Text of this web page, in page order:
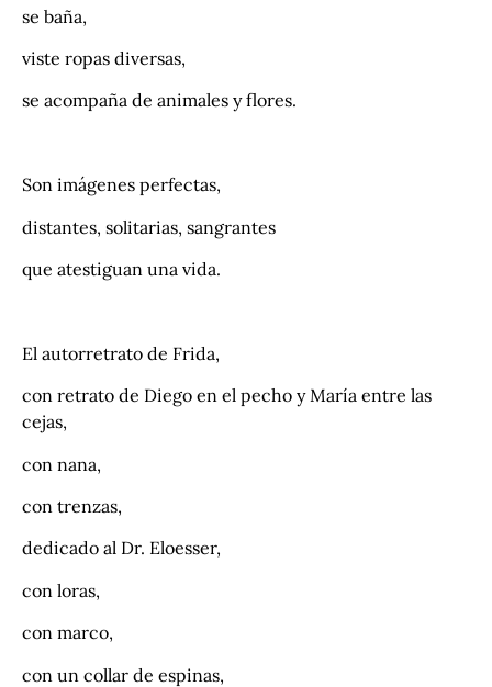
se baña,
viste ropas diversas,
se acompaña de animales y flores.
Son imágenes perfectas,
distantes, solitarias, sangrantes
que atestiguan una vida.
El autorretrato de Frida,
con retrato de Diego en el pecho y María entre las
cejas,
con nana,
con trenzas,
dedicado al Dr. Eloesser,
con loras,
con marco,
con un collar de espinas,